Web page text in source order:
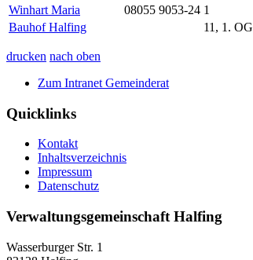
Winhart Maria
08055 9053-24 1
Bauhof Halfing
11, 1. OG
drucken nach oben
Zum Intranet Gemeinderat
Quicklinks
Kontakt
Inhaltsverzeichnis
Impressum
Datenschutz
Verwaltungsgemeinschaft Halfing
Wasserburger Str. 1